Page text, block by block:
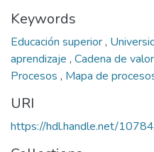
Keywords
Educación superior,
aprendizaje , Cadena de valor
Procesos , Mapa de
URI
https://hdl.handle.net/